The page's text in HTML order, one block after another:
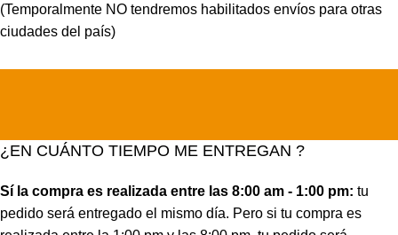
(Temporalmente NO tendremos habilitados envíos para otras
ciudades del país)
¿EN CUÁNTO TIEMPO ME ENTREGAN ?
Sí la compra es realizada entre las 8:00 am - 1:00 pm: tu
pedido será entregado el mismo día. Pero si tu compra es